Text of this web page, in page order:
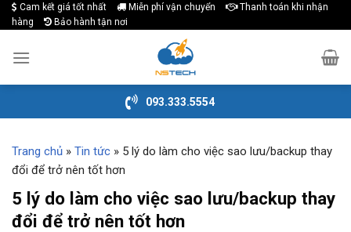
Skip
to
content
Cam kết giá tốt nhất Miễn phí vận chuyển
Thanh toán khi nhận
hàng
Bảo hành tận nơi
093.333.5554
Trang chủ » Tin tức » 5 lý do làm cho việc sao lưu/backup thay
đổi để trở nên tốt hơn
5 lý do làm cho việc sao lưu/backup thay
đổi để trở nên tốt hơn